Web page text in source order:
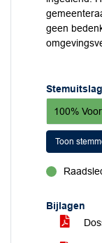
geen
Stemuitslag
100% Voor
Toon
Bijlagen